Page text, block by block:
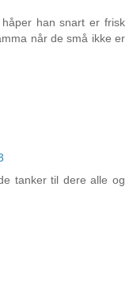
han snart er frisk
når de små ikke er
tanker til dere alle og